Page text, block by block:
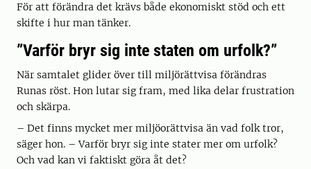
För att förändra det krävs både ekonomiskt stöd och ett
skifte i hur man tänker.
”Varför bryr sig inte staten om urfolk?”
När samtalet glider över till miljörättvisa förändras
Runas röst. Hon lutar sig fram, med lika delar frustration
och skärpa.
– Det finns mycket mer miljöorättvisa än vad folk tror,
säger hon. – Varför bryr sig inte stater mer om urfolk?
Och vad kan vi faktiskt göra åt det?